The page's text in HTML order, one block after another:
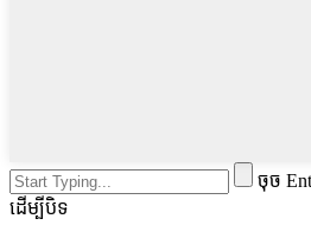
ចុច
ដើម្បីបិទ